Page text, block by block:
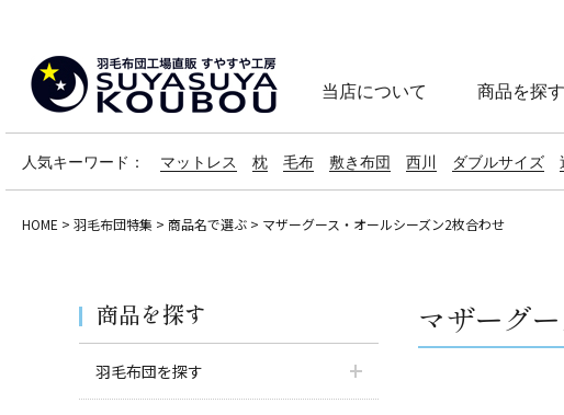
当店について 商品を探す
人気キーワード： マットレス 枕 毛布 敷き布団 西川 ダブルサイズ
HOME 羽毛布団特集 商品名で選ぶ マザーグース・オールシーズン2枚合わせ
商品を探す
羽毛布団を探す
マザーグ